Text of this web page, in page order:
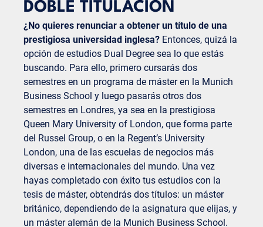
estudiantes internacionales, sobre las que te
informaremos en la siguiente sección. ¡Tu sueño de
estudiar en el Reino Unido no tiene por qué fracasar
debido a las elevadas tasas de matrícula! Ponte en
contacto con la Oficina Internacional o el Servicio
de Relaciones Internacionales de tu universidad
para informarte sobre las posibilidades de estudiar
en el Reino Unido durante un semestre en el
extranjero.
DOBLE TITULACIÓN
¿No quieres renunciar a obtener un título de una
prestigiosa universidad inglesa? Entonces, quizá la
opción de estudios Dual Degree sea lo que estás
buscando. Para ello, primero cursarás dos
semestres en un programa de máster en la Munich
Business School y luego pasarás otros dos
semestres en Londres, ya sea en la prestigiosa
Queen Mary University of London, que forma parte
del Russel Group, o en la Regent’s University
London, una de las escuelas de negocios más
diversas e internacionales del mundo. Una vez
hayas completado con éxito tus estudios con la
tesis de máster, obtendrás dos títulos: un máster
británico, dependiendo de la asignatura que elijas, y
un máster alemán de la Munich Business School.